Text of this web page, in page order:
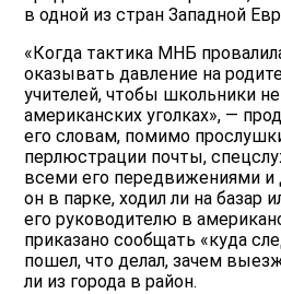
в одной из стран Западной
«Когда тактика МНБ
оказывать давление на
учителей, чтобы школьники
американских уголках», —
его словам, помимо
перлюстрации почты,
всеми его передвижениями и
он в парке, ходил ли на базар
его руководителю в
приказано сообщать «куда
пошел, что делал, зачем
ли из города в район.